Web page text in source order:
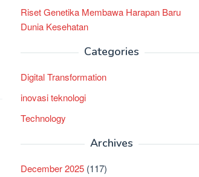
Riset Genetika Membawa Harapan Baru
Dunia Kesehatan
Categories
Digital Transformation
inovasi teknologi
Technology
Archives
December 2025 (117)